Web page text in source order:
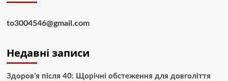
to3004546@gmail.com
Недавні записи
Здоров’я після 40: Щорічні обстеження для довголіття